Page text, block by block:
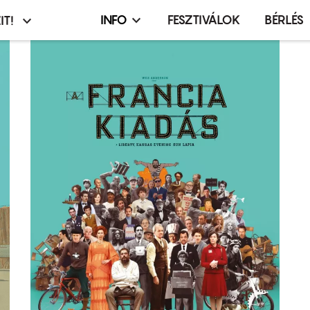
Infó,
terembérlés
menü
INFO FESZTIVÁLOK BÉRLÉS